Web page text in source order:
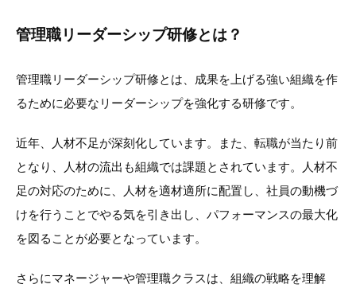
管理職リーダーシップ研修とは？
管理職リーダーシップ研修とは、成果を上げる強い組織を作
るために必要なリーダーシップを強化する研修です。
近年、人材不足が深刻化しています。また、転職が当たり前
となり、人材の流出も組織では課題とされています。人材不
足の対応のために、人材を適材適所に配置し、社員の動機づ
けを行うことでやる気を引き出し、パフォーマンスの最大化
を図ることが必要となっています。
さらにマネージャーや管理職クラスは、組織の戦略を理解